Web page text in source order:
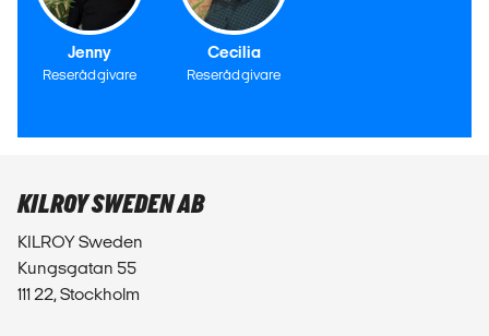
Jenny
Reserådgivare
Cecilia
Reserådgivare
KILROY SWEDEN AB
KILROY Sweden
Kungsgatan 55
111 22, Stockholm